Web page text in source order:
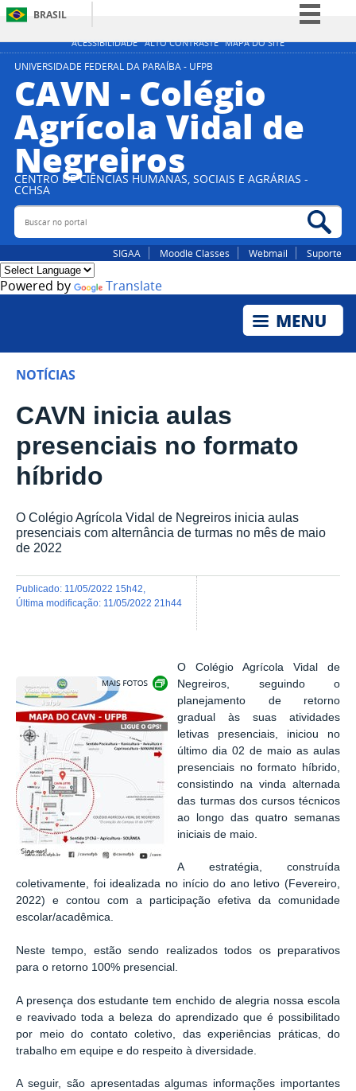
ACESSIBILIDADE ALTO CONTRASTE MAPA DO SITE
BRASIL
Simplifique!
Participe
Acesso à informação
Legislação
UNIVERSIDADE FEDERAL DA PARAÍBA - UFPB
CAVN - Colégio
Agrícola Vidal de
Negreiros
CENTRO DE CIÊNCIAS HUMANAS, SOCIAIS E AGRÁRIAS -
CCHSA
Buscar no portal
SIGAA Moodle Classes Webmail Suporte
Powered by Translate
NOTÍCIAS
CAVN inicia aulas
presenciais no formato
híbrido
O Colégio Agrícola Vidal de Negreiros inicia aulas
presenciais com alternância de turmas no mês de maio
de 2022
publicado: 11/05/2022 15h42
última modificação: 11/05/2022 21h44
Exibir carrossel de imagens
O Colégio Agrícola Vidal de
Negreiros, seguindo o
planejamento de retorno
gradual às suas atividades
letivas presenciais, iniciou no
último dia 02 de maio as aulas
presenciais no formato híbrido,
consistindo na vinda alternada
das turmas dos cursos técnicos
ao longo das quatro semanas
iniciais de maio.
A estratégia, construída
coletivamente, foi idealizada no início do ano letivo (Fevereiro,
2022) e contou com a participação efetiva da comunidade
escolar/acadêmica.
Neste tempo, estão sendo realizados todos os preparativos
para o retorno 100% presencial.
A presença dos estudante tem enchido de alegria nossa escola
e reavivado toda a beleza do aprendizado que é possibilitado
por meio do contato coletivo, das experiências práticas, do
trabalho em equipe e do respeito à diversidade.
A seguir, são apresentadas algumas informações importantes